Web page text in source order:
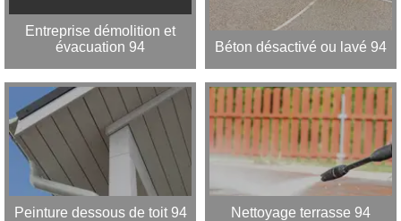
Entreprise démolition et
évacuation 94
Béton désactivé ou lavé 94
Peinture dessous de toit 94 Nettoyage terrasse 94